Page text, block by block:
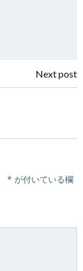
Next post
* が付いている欄